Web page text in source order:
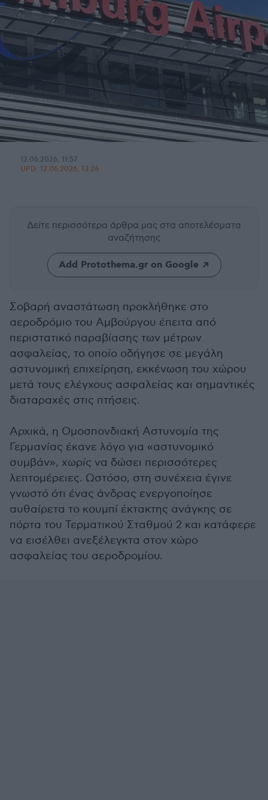
12.06.2026, 11:57
UPD: 12.06.2026, 13:26
Δείτε περισσότερα άρθρα μας στα αποτελέσματα
αναζήτησης
Add Protothema.gr on Google
Σοβαρή αναστάτωση προκλήθηκε στο
αεροδρόμιο του Αμβούργου έπειτα από
περιστατικό παραβίασης των μέτρων
ασφαλείας, το οποίο οδήγησε σε μεγάλη
αστυνομική επιχείρηση, εκκένωση του χώρου
μετά τους ελέγχους ασφαλείας και σημαντικές
διαταραχές στις πτήσεις.
Αρχικά, η Ομοσπονδιακή Αστυνομία της
Γερμανίας έκανε λόγο για «αστυνομικό
συμβάν», χωρίς να δώσει περισσότερες
λεπτομέρειες. Ωστόσο, στη συνέχεια έγινε
γνωστό ότι ένας άνδρας ενεργοποίησε
αυθαίρετα το κουμπί έκτακτης ανάγκης σε
πόρτα του Τερματικού Σταθμού 2 και κατάφερε
να εισέλθει ανεξέλεγκτα στον χώρο
ασφαλείας του αεροδρομίου.